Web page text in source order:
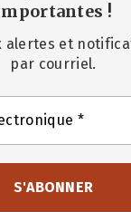
!
alertes et
par courriel.